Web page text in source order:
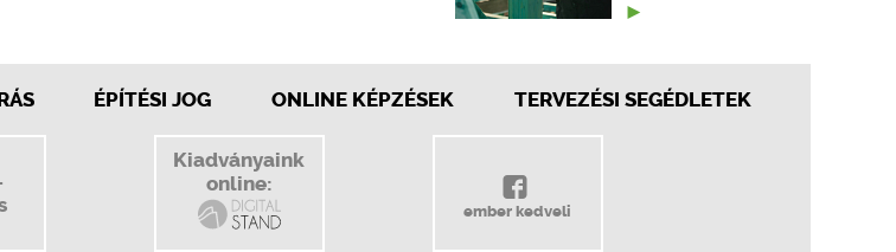
ÉPÍTÉSI JOG ONLINE KÉPZÉSEK TERVEZÉSI SEGÉDLETEK
Kiadványaink
online:
ember kedveli